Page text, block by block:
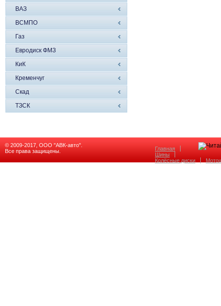
ВАЗ
ВСМПО
Газ
Евродиск ФМЗ
КиК
Кременчуг
Скад
ТЗСК
© 2009-2017, ООО "АВК-авто".
Все права защищены.
Главная
Шины
Колёсные диски